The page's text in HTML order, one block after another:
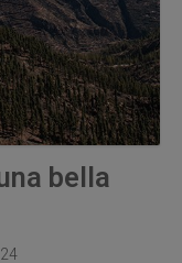
bella